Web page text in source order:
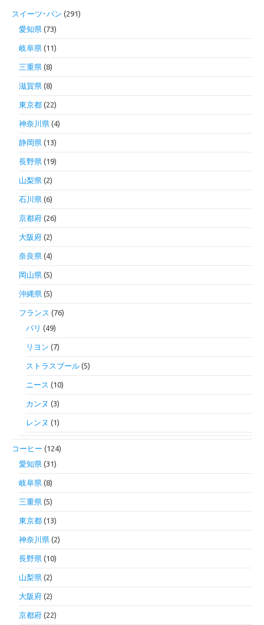
スイーツ･パン (291)
愛知県 (73)
岐阜県 (11)
三重県 (8)
滋賀県 (8)
東京都 (22)
神奈川県 (4)
静岡県 (13)
長野県 (19)
山梨県 (2)
石川県 (6)
京都府 (26)
大阪府 (2)
奈良県 (4)
岡山県 (5)
沖縄県 (5)
フランス (76)
パリ (49)
リヨン (7)
ストラスブール (5)
ニース (10)
カンヌ (3)
レンヌ (1)
コーヒー (124)
愛知県 (31)
岐阜県 (8)
三重県 (5)
東京都 (13)
神奈川県 (2)
長野県 (10)
山梨県 (2)
大阪府 (2)
京都府 (22)